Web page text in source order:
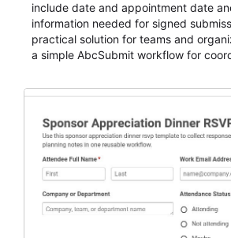
include date and appointment date
information needed for signed
practical solution for teams and
a simple AbcSubmit workflow for